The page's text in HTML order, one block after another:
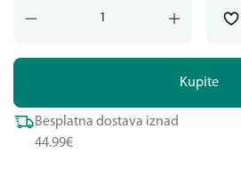
Kupite
Besplatna dostava iznad
44.99€